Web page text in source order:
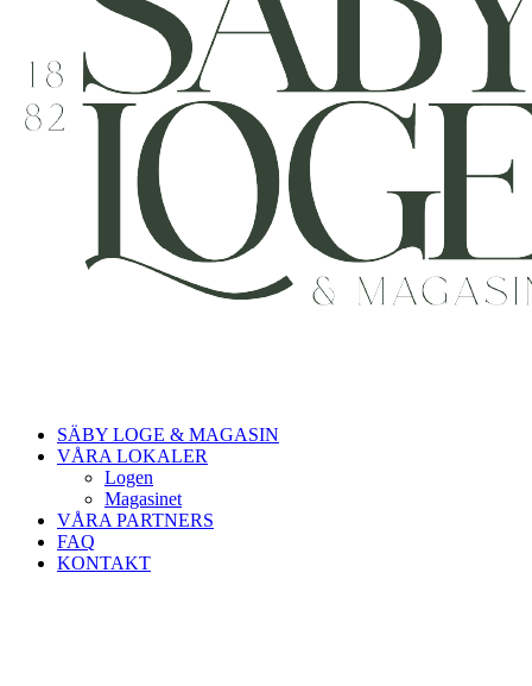
SÄBY LOGE & MAGASIN
VÅRA LOKALER
Logen
Magasinet
VÅRA PARTNERS
FAQ
KONTAKT